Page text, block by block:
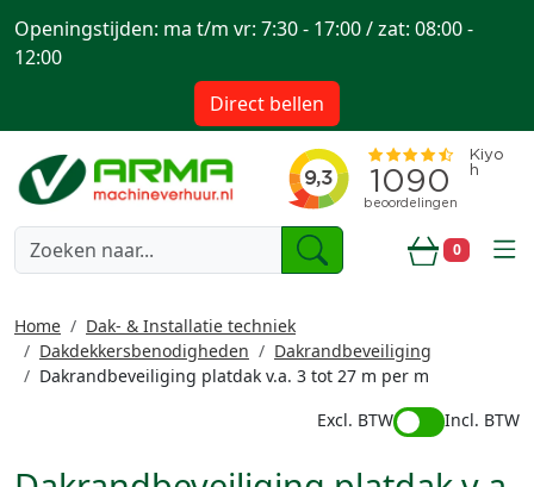
0
Openingstijden: ma t/m vr: 7:30 - 17:00 / zat: 08:00 -
12:00
Direct bellen
Home
Dak- & Installatie techniek
Dakdekkersbenodigheden
Dakrandbeveiliging
Dakrandbeveiliging platdak v.a. 3 tot 27 m per m
Excl. BTW
Incl. BTW